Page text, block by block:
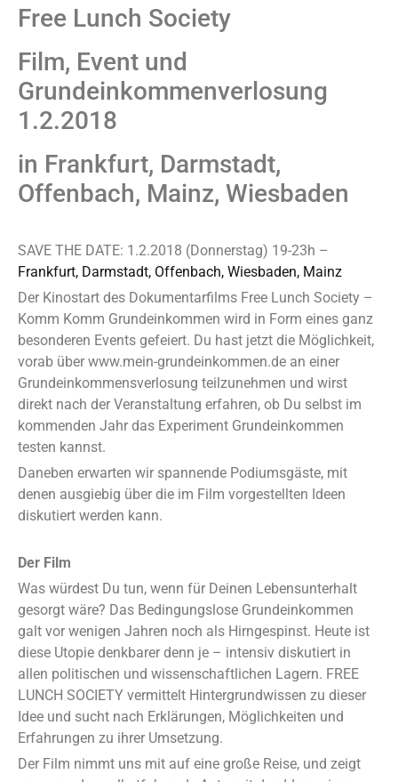
Free Lunch Society
Film, Event und
Grundeinkommenverlosung
1.2.2018
in Frankfurt, Darmstadt,
Offenbach, Mainz, Wiesbaden
SAVE THE DATE: 1.2.2018 (Donnerstag) 19-23h –
Frankfurt, Darmstadt, Offenbach, Wiesbaden, Mainz
Der Kinostart des Dokumentarfilms Free Lunch Society –
Komm Komm Grundeinkommen wird in Form eines ganz
besonderen Events gefeiert. Du hast jetzt die Möglichkeit,
vorab über www.mein-grundeinkommen.de an einer
Grundeinkommensverlosung teilzunehmen und wirst
direkt nach der Veranstaltung erfahren, ob Du selbst im
kommenden Jahr das Experiment Grundeinkommen
testen kannst.
Daneben erwarten wir spannende Podiumsgäste, mit
denen ausgiebig über die im Film vorgestellten Ideen
diskutiert werden kann.
Der Film
Was würdest Du tun, wenn für Deinen Lebensunterhalt
gesorgt wäre? Das Bedingungslose Grundeinkommen
galt vor wenigen Jahren noch als Hirngespinst. Heute ist
diese Utopie denkbarer denn je – intensiv diskutiert in
allen politischen und wissenschaftlichen Lagern. FREE
LUNCH SOCIETY vermittelt Hintergrundwissen zu dieser
Idee und sucht nach Erklärungen, Möglichkeiten und
Erfahrungen zu ihrer Umsetzung.
Der Film nimmt uns mit auf eine große Reise, und zeigt